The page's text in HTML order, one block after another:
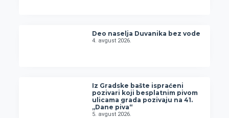
Deo naselja Duvanika bez vode
4. avgust 2026.
Iz Gradske bašte ispraćeni
pozivari koji besplatnim pivom
ulicama grada pozivaju na 41.
„Dane piva“
5. avgust 2026.